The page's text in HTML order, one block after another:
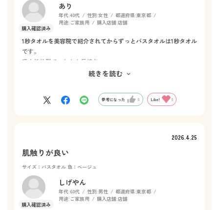
あり
年代:40代 性別:女性 都道府県:東京都
用途: ご家族用 購入店舗:店舗
1秒タオルを美容院で紹介されてからずっとバスタオルは1秒タオル
です。
吸水性抜群で、しかも長持ち。
私はいつも成城店で購入していたのですが、閉店と聞き残念で
続きを読む
参考になった 0 Like! 0
2026.4.25
肌触りが良い
サイズ：バスタオル 色：ベージュ
しげやん
年代:60代 性別:男性 都道府県:東京都
用途: ご家族用 購入店舗:店舗